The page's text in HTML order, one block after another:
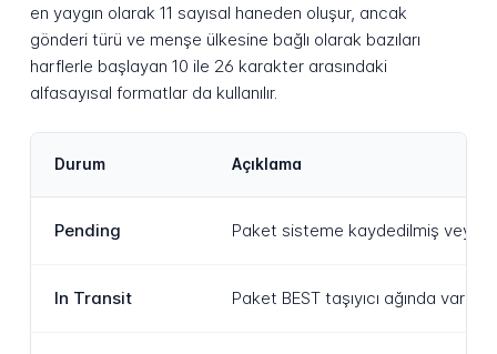
en yaygın olarak 11 sayısal haneden oluşur, ancak
gönderi türü ve menşe ülkesine bağlı olarak bazıları
harflerle başlayan 10 ile 26 karakter arasındaki
alfasayısal formatlar da kullanılır.
Durum Açıklama
Pending Paket sisteme kaydedilmiş veya
In Transit Paket BEST taşıyıcı ağında